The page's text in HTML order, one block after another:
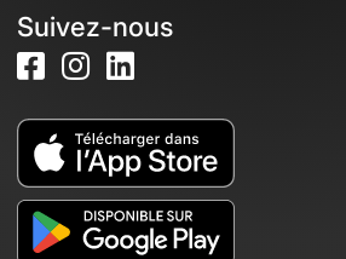
Suivez-nous